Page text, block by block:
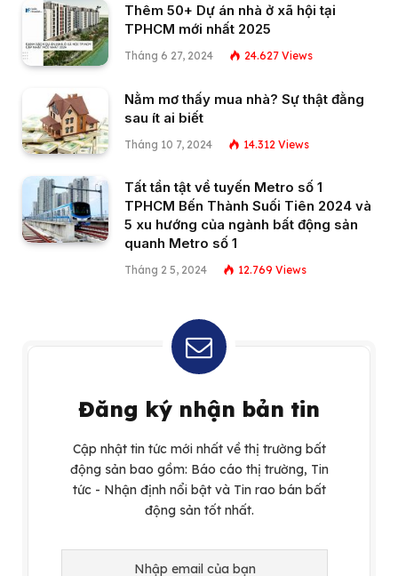
Thêm 50+ Dự án nhà ở xã hội tại
TPHCM mới nhất 2025
Tháng 6 27, 2024 24.627 Views
Nằm mơ thấy mua nhà? Sự thật đằng
sau ít ai biết
Tháng 10 7, 2024 14.312 Views
Tất tần tật về tuyến Metro số 1
TPHCM Bến Thành Suối Tiên 2024 và
5 xu hướng của ngành bất động sản
quanh Metro số 1
Tháng 2 5, 2024 12.769 Views
Đăng ký nhận bản tin
Cập nhật tin tức mới nhất về thị trường bất
động sản bao gồm: Báo cáo thị trường, Tin
tức - Nhận định nổi bật và Tin rao bán bất
động sản tốt nhất.